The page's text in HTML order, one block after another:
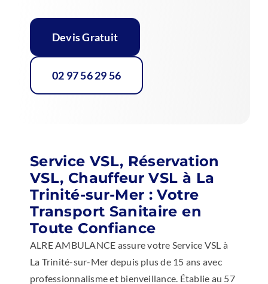
Devis Gratuit
02 97 56 29 56
Service VSL, Réservation
VSL, Chauffeur VSL à La
Trinité-sur-Mer : Votre
Transport Sanitaire en
Toute Confiance
ALRE AMBULANCE assure votre Service VSL à
La Trinité-sur-Mer depuis plus de 15 ans avec
professionnalisme et bienveillance. Établie au 57